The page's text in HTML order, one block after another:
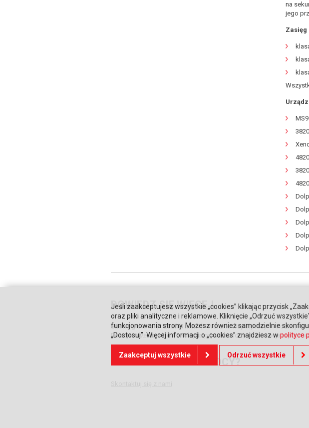
na
jego
DOWIEDZ SIĘ WIĘCEJ
Strona główna Zaufali nam Warunki współpracy Poznaj
Relacje inwestorskie
Polityka prywatności Informacja o
POTRZEBUJESZ POMOCY?
Jeśli zaakceptujesz wszystkie „cookies” klikając przycisk
oraz pliki analityczne i reklamowe. Kliknięcie „Odrzuć
funkcjonowania strony. Możesz również samodzielnie
„Dostosuj”. Więcej informacji o „cookies” znajdziesz w polityce
Zaakceptuj wszystkie Odrzuć wszystkie